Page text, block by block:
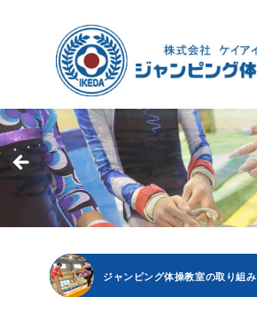
ジャンピング体操教室の取り組み